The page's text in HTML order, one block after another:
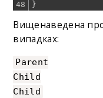
48 }
Вищенаведена
випадках:
Parent
Child
Child